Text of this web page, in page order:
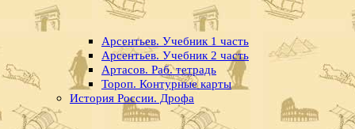
Арсентьев. Учебник 1 часть
Арсентьев. Учебник 2 часть
Артасов. Раб. тетрадь
Тороп. Контурные карты
История России. Дрофа